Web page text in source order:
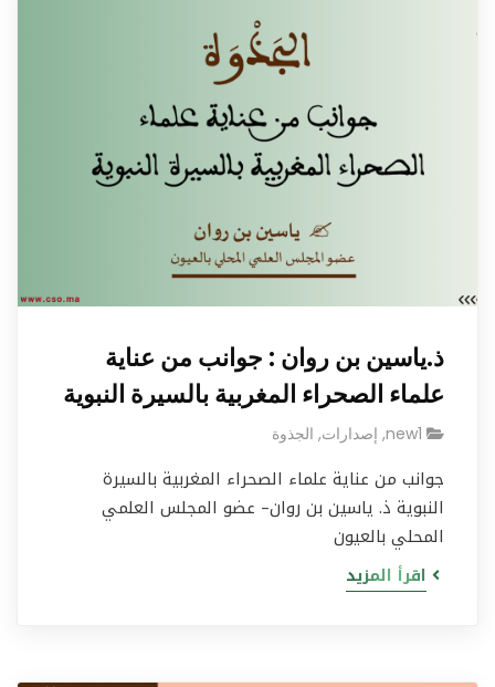
ذ.ياسين بن روان : جوانب من عناية
علماء الصحراء المغربية بالسيرة النبوية
new1
, إصدارات, الجذوة
جوانب من عناية علماء الصحراء المغربية بالسيرة
النبوية ذ. ياسين بن روان– عضو المجلس العلمي
المحلي بالعيون
اقرأ المزيد